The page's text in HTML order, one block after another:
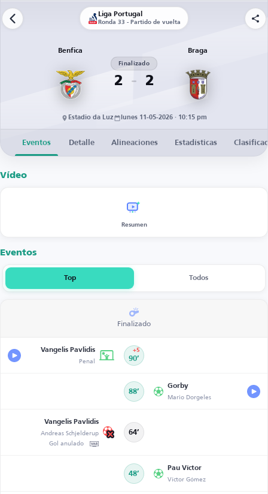
Liga Portugal
Ronda 33 - Partido de vuelta
Benfica
2
Finalizado
2
Braga
Estadio da Luz lunes 11-05-2026 · 10:15 pm
Eventos Detalle Alineaciones Estadísticas
Vídeo
Resumen
Eventos
Top Todos
Finalizado
Vangelis Pavlidis
Penal 90’
+5
88’
Gorby
Mario Dorgeles
Vangelis Pavlidis
Andreas Schjelderup
Gol anulado
64’
48’
Pau Víctor
Víctor Gómez